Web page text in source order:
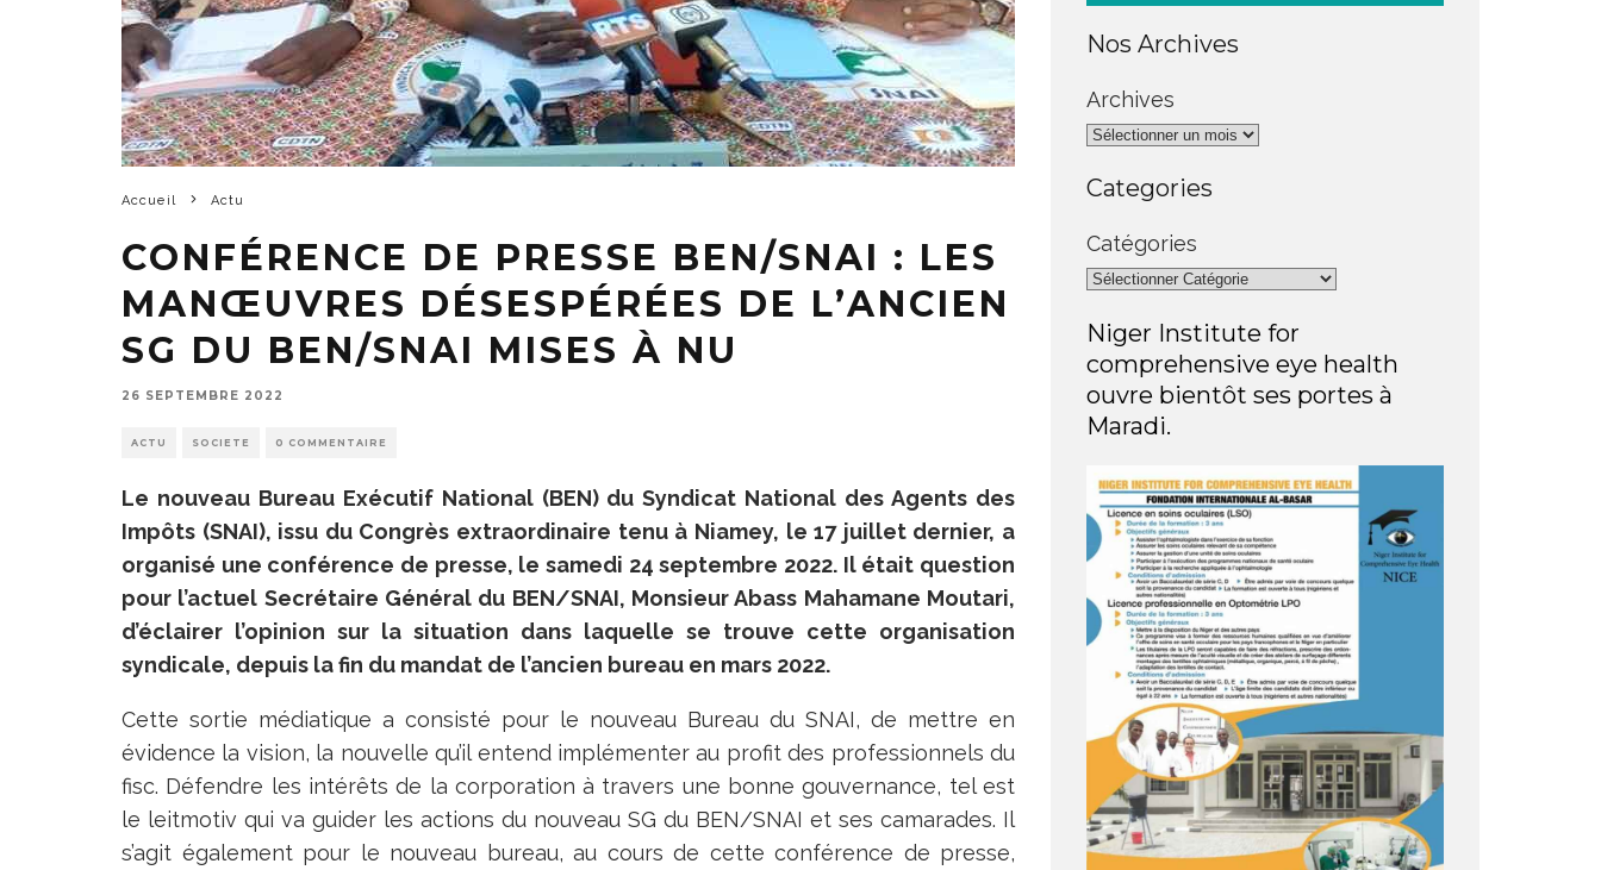
Accueil Actu
CONFÉRENCE DE PRESSE BEN/SNAI : LES
MANŒUVRES DÉSESPÉRÉES DE L’ANCIEN
SG DU BEN/SNAI MISES À NU
26 SEPTEMBRE 2022
ACTU SOCIETE 0 COMMENTAIRE
Le nouveau Bureau Exécutif National (BEN) du Syndicat National des Agents des
Impôts (SNAI), issu du Congrès extraordinaire tenu à Niamey, le 17 juillet dernier, a
organisé une conférence de presse, le samedi 24 septembre 2022. Il était question
pour l’actuel Secrétaire Général du BEN/SNAI, Monsieur Abass Mahamane Moutari,
d’éclairer l’opinion sur la situation dans laquelle se trouve cette organisation
syndicale, depuis la fin du mandat de l’ancien bureau en mars 2022.
Cette sortie médiatique a consisté pour le nouveau Bureau du SNAI, de mettre en
évidence la vision, la nouvelle qu’il entend implémenter au profit des professionnels du
fisc. Défendre les intérêts de la corporation à travers une bonne gouvernance, tel est
le leitmotiv qui va guider les actions du nouveau SG du BEN/SNAI et ses camarades. Il
s’agit également pour le nouveau bureau, au cours de cette conférence de presse,
Nos Archives
Archives
Categories
Catégories
Niger Institute for
comprehensive eye health
ouvre bientôt ses portes à
Maradi.